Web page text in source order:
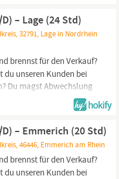
– Lage (24 Std)
32791, Lage in Nordrhein
brennst für den Verkauf?
unseren Kunden bei
Du magst Abwechslung
die Stelle als Verkäufer
BIETEN
hat es
D) – Emmerich (20 Std)
46446, Emmerich am Rhein
brennst für den Verkauf?
unseren Kunden bei